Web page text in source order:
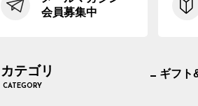
会員募集中
カテゴリ
CATEGORY
ギフト